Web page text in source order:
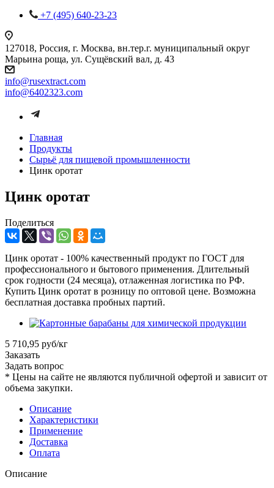
+7 (495) 640-23-23
127018, Россия, г. Москва, вн.тер.г. муниципальный округ
Марьина роща, ул. Сущёвский вал, д. 43
info@rusextract.com
info@6402323.com
Главная
Продукты
Сырьё для пищевой промышленности
Цинк оротат
Цинк оротат
Поделиться
Цинк оротат - 100% качественный продукт по ГОСТ для
профессионального и бытового применения. Длительный
срок годности (24 месяца), отлаженная логистика по РФ.
Купить Цинк оротат в розницу по оптовой цене. Возможна
бесплатная доставка пробных партий.
5 710,95 руб/кг
Заказать
Задать вопрос
* Цены на сайте не являются публичной офертой и зависит от
объема закупки.
Описание
Характеристики
Применение
Доставка
Оплата
Описание